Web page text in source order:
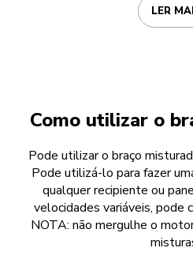
LER
Como utilizar o
Pode utilizar o braço
Pode utilizá-lo para fazer
qualquer recipiente ou
velocidades variáveis, pode
NOTA: não mergulhe o